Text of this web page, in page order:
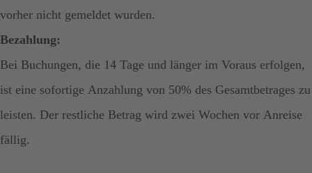
vorher nicht gemeldet wurden.
Bezahlung:
Bei Buchungen, die 14 Tage und länger im Voraus erfolgen,
ist eine sofortige Anzahlung von 50% des Gesamtbetrages zu
leisten. Der restliche Betrag wird zwei Wochen vor Anreise
fällig.